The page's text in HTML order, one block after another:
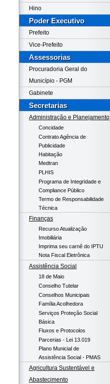
Hino
Poder Executivo
Prefeito
Vice-Prefeito
Assessorias
Procuradoria Geral do
Município - PGM
Gabinete
Secretarias
Administração e Planejamento
Concidade
Contrato Agência de
Publicidade
Habitação
Medtran
PLHIS
Programa de Integridade e
Compliance Público
Termo de Responsabilidade
Técnica
Finanças
Recurso Atualização
Imobiliária
Imprima seu carnê do IPTU
Nota Fiscal Eletrônica
Assistência Social
18 de Maio
Conselho Tutelar
Conselhos Municipais
Família Acolhedora
Serviços Proteção Social
Básica
Fluxos e Protocolos
Parcerias - Lei 13.019
Plano Municial de
Assistência Social - PMAS
Agricultura Sustentável e
Abastecimento